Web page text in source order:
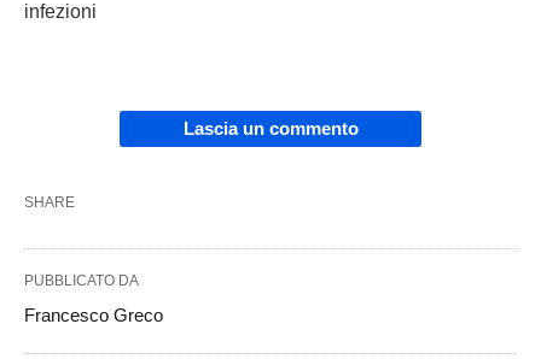
infezioni
Lascia un commento
SHARE
PUBBLICATO DA
Francesco Greco